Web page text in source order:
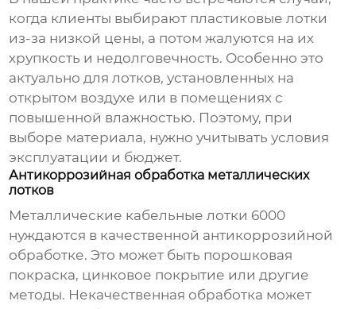
когда клиенты выбирают пластиковые лотки
из-за низкой цены, а потом жалуются на их
хрупкость и недолговечность. Особенно это
актуально для лотков, установленных на
открытом воздухе или в помещениях с
повышенной влажностью. Поэтому, при
выборе материала, нужно учитывать условия
эксплуатации и бюджет.
Антикоррозийная обработка металлических
лотков
Металлические кабельные лотки 6000
нуждаются в качественной антикоррозийной
обработке. Это может быть порошковая
покраска, цинковое покрытие или другие
методы. Некачественная обработка может